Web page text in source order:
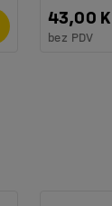
43,00
bez PDV